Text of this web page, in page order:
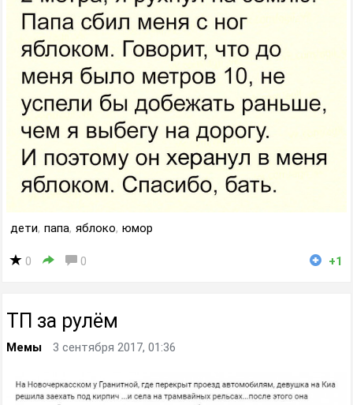
дети, папа, яблоко, юмор
0 0 +1
ТП за рулём
Мемы 3 сентября 2017, 01:36